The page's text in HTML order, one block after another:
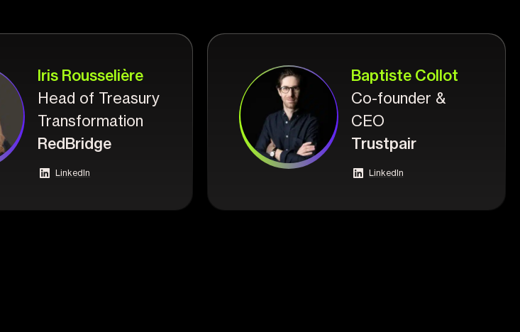
Iris Rousselière
Head of Treasury
Transformation
RedBridge
LinkedIn
Baptiste Collot
Co-founder &
CEO
Trustpair
LinkedIn